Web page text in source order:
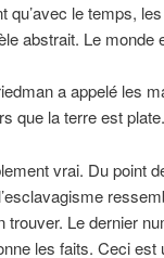
qu’avec le temps,
abstrait. Le monde
a appelé les
que la terre est
vrai. Du point
Le dernier
les faits. Ceci est